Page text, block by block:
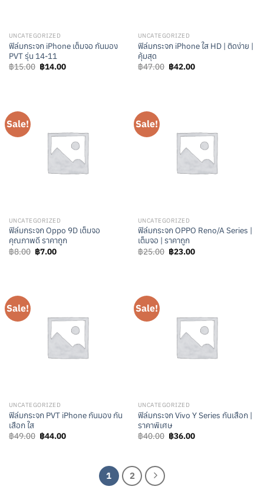
UNCATEGORIZED
ฟิล์มกระจก iPhone เต็มจอ กันมอง
PVT รุ่น 14-11
฿15.00 Original
price
฿14.00Current
UNCATEGORIZED
ฟิล์มกระจก iPhone ใส HD | ติดง่าย |
คุ้มสุด
฿47.00 Original
price
฿42.00Current
Sale!
UNCATEGORIZED
ฟิล์มกระจก Oppo 9D เต็มจอ
คุณภาพดี ราคาถูก
฿8.00 Original
price
฿7.00Current
Sale!
UNCATEGORIZED
ฟิล์มกระจก OPPO Reno/A Series |
เต็มจอ | ราคาถูก
฿25.00 Original
price
฿23.00Current
Sale!
UNCATEGORIZED
ฟิล์มกระจก PVT iPhone กันมอง กัน
เสือก ใส
฿49.00 Original
price
฿44.00Current
Sale!
UNCATEGORIZED
ฟิล์มกระจก Vivo Y Series กันเสือก |
ราคาพิเศษ
฿40.00 Original
price
฿36.00Current
1 2